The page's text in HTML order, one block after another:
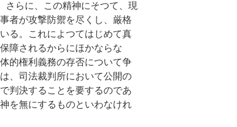
さらに、この精神にそつて、現
者が攻撃防禦を尽くし、厳格
る。これによつてはじめて真
障されるからにほかならな
的権利義務の存否について争
、司法裁判所において公開の
判決することを要するのであ
を無にするものといわなけれ